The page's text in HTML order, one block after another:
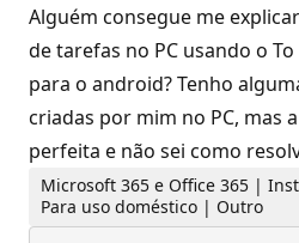
Alguém consegue me
de tarefas no PC usando o
para o android? Tenho
criadas por mim no PC, mas
perfeita e não sei como
Microsoft 365 e Office 365 |
Para uso doméstico | Outro